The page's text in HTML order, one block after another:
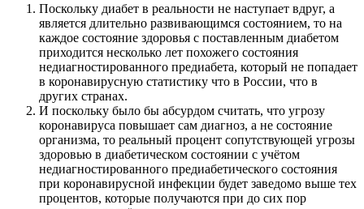
Поскольку диабет в реальности не наступает вдруг, а
является длительно развивающимся состоянием, то на
каждое состояние здоровья с поставленным диабетом
приходится несколько лет похожего состояния
недиагностированного предиабета, который не попадает
в коронавирусную статистику что в России, что в
других странах.
И поскольку было бы абсурдом считать, что угрозу
коронавируса повышает сам диагноз, а не состояние
организма, то реальный процент сопутствующей угрозы
здоровью в диабетическом состоянии с учётом
недиагностированного предиабетического состояния
при коронавирусной инфекции будет заведомо выше тех
процентов, которые получаются при до сих пор